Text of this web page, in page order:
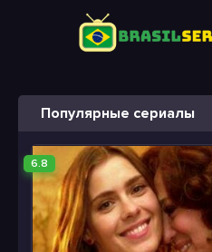
Популярные сериалы
6.8